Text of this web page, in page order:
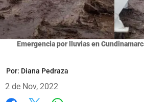
Emergencia por lluvias en
Por: Diana Pedraza
2 de Nov, 2022